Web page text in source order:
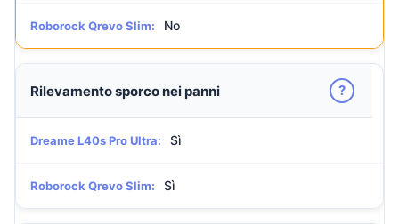
Roborock Qrevo Slim: No
Rilevamento sporco nei panni ?
Dreame L40s Pro Ultra: Sì
Roborock Qrevo Slim: Sì